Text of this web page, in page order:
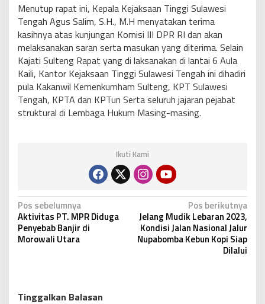
Menutup rapat ini, Kepala Kejaksaan Tinggi Sulawesi
Tengah Agus Salim, S.H., M.H menyatakan terima
kasihnya atas kunjungan Komisi III DPR RI dan akan
melaksanakan saran serta masukan yang diterima. Selain
Kajati Sulteng Rapat yang di laksanakan di lantai 6 Aula
Kaili, Kantor Kejaksaan Tinggi Sulawesi Tengah ini dihadiri
pula Kakanwil Kemenkumham Sulteng, KPT Sulawesi
Tengah, KPTA dan KPTun Serta seluruh jajaran pejabat
struktural di Lembaga Hukum Masing-masing.
Ikuti Kami
N
a
v
a
Pos sebelumnya
Aktivitas PT. MPR Diduga
Penyebab Banjir di
Morowali Utara
Pos berikutnya
Jelang Mudik Lebaran 2023,
Kondisi Jalan Nasional Jalur
Nupabomba Kebun Kopi Siap
Dilalui
Tinggalkan Balasan